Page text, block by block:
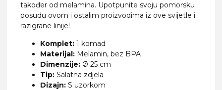
također od melamina. Upotpunite svoju pomorsku
posudu ovom i ostalim proizvodima iz ove svijetle i
razigrane linije!
Komplet: 1 komad
Materijal: Melamin, bez BPA
Dimenzije: Ø 25 cm
Tip: Salatna zdjela
Dizajn: S uzorkom